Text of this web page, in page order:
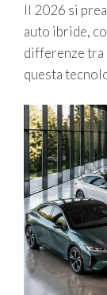
Il 2026 si
auto ibride,
differenze tra
questa